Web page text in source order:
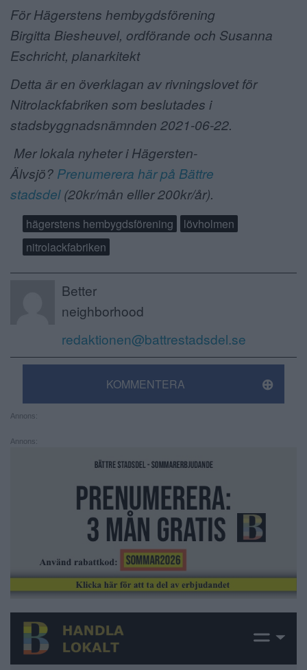
För Hägerstens hembygdsförening
Birgitta Biesheuvel, ordförande och Susanna
Eschricht, planarkitekt
Detta är en överklagan av rivningslovet för
Nitrolackfabriken som beslutades i
stadsbyggnadsnämnden 2021-06-22.
Mer lokala nyheter i Hägersten-
Älvsjö? Prenumerera här på Bättre
stadsdel(20kr/mån elller 200kr/år).
hägerstens hembygdsförening
lövholmen
nitrolackfabriken
Better
neighborhood
redaktionen@battrestadsdel.se
KOMMENTERA
Annons:
Annons: